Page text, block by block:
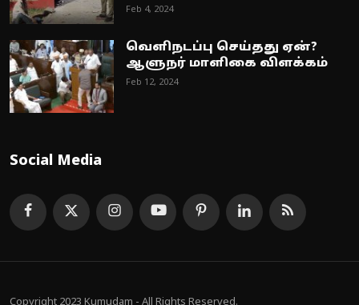
Feb 4, 2024
வெளிநடப்பு செய்தது ஏன்?
ஆளுநர் மாளிகை விளக்கம்
Feb 12, 2024
Social Media